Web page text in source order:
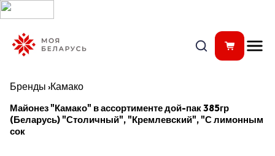
Бренды ›Камако
Майонез "Камако" в ассортименте дой-пак 385гр
(Беларусь) "Столичный", "Кремлевский", "С лимонным
сок